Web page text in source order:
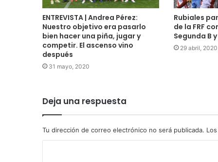
ENTREVISTA | Andrea Pérez:
Nuestro objetivo era pasarlo
bien hacer una piña, jugar y
competir. El ascenso vino
después
31 mayo, 2020
Rubiales
de la FRF
Segunda B
29 abril, 2020
Deja una respuesta
Tu dirección de correo electrónico no será publicada.